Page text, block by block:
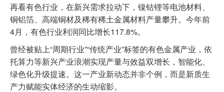
节能环保
分布式能源
再看有色行业，在新兴需求拉动下，镍钴锂等电池材料、
铜铝箔、高端铜材及稀有稀土金属材料产量攀升。今年前
4月，有色行业利润同比增长117.8%。
曾经被贴上“周期行业”“传统产业”标签的有色金属产业，依
托算力等新兴产业浪潮实现产量与效益双增长，智能化、
绿色化升级提速。这一产业新动态并非个例，而是新质生
产力赋能实体经济的生动缩影。